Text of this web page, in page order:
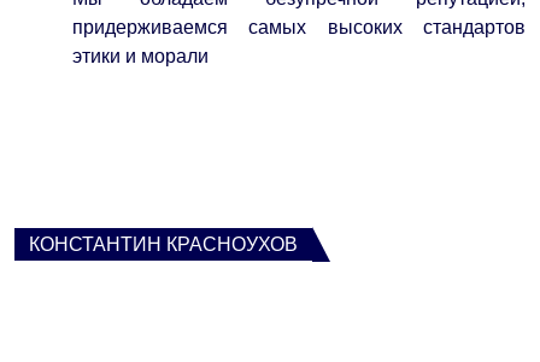
придерживаемся самых высоких стандартов
этики и морали
КОНСТАНТИН КРАСНОУХОВ